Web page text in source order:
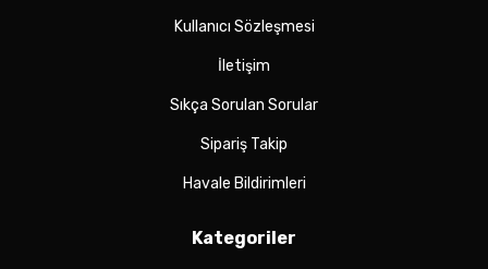
Kullanıcı Sözleşmesi
İletişim
Sıkça Sorulan Sorular
Sipariş Takip
Havale Bildirimleri
Kategoriler